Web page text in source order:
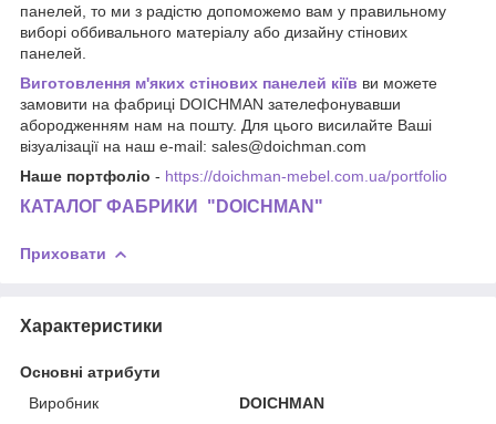
панелей, то ми з радістю допоможемо вам у правильному
виборі оббивального матеріалу або дизайну стінових
панелей.
Виготовлення м'яких стінових панелей кіїв ви можете
замовити на фабриці DOICHMAN зателефонувавши
абородженням нам на пошту. Для цього висилайте Ваші
візуалізації на наш e-mail: sales@doichman.com
Наше портфоліо - https://doichman-mebel.com.ua/portfolio
КАТАЛОГ ФАБРИКИ "DOICHMAN"
Приховати
Характеристики
Основні атрибути
Виробник
DOICHMAN